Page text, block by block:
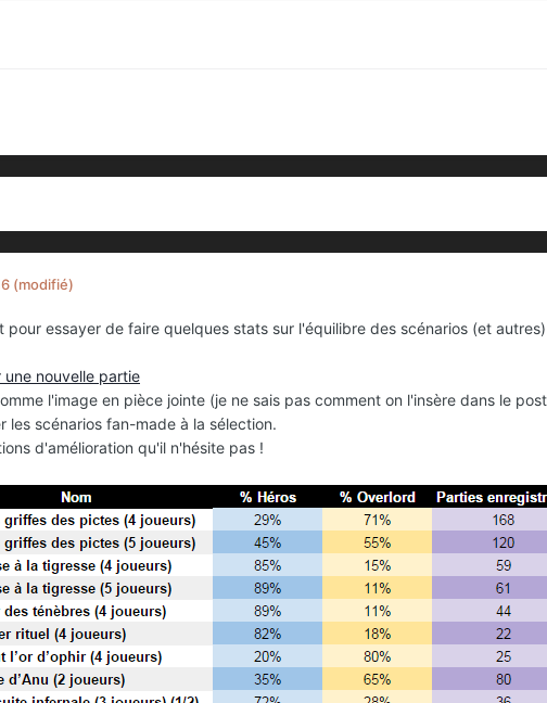
(modifié)
essayer de faire quelques stats sur l'équilibre des scénarios (et
une nouvelle partie
l'image en pièce jointe (je ne sais pas comment on l'insère dans le
les scénarios fan-made à la sélection.
d'amélioration qu'il n'hésite pas !